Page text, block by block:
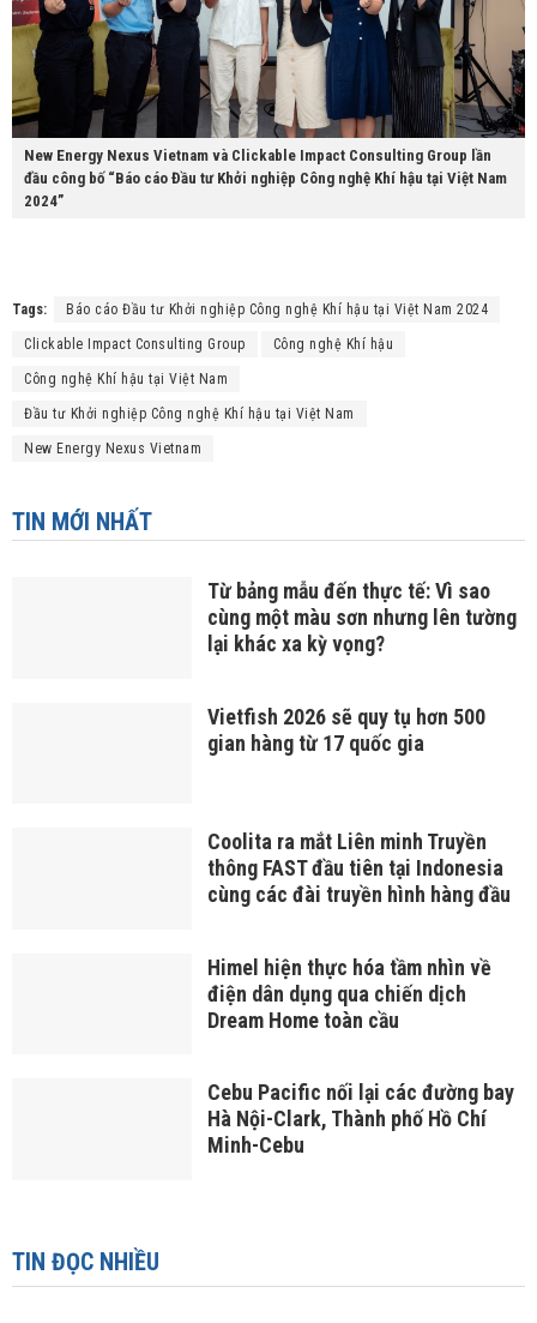
New Energy Nexus Vietnam và Clickable Impact Consulting Group lần
đầu công bố “Báo cáo Đầu tư Khởi nghiệp Công nghệ Khí hậu tại Việt Nam
2024”
Tags: Báo cáo Đầu tư Khởi nghiệp Công nghệ Khí hậu tại Việt Nam 2024
Clickable Impact Consulting Group Công nghệ Khí hậu
Công nghệ Khí hậu tại Việt Nam
Đầu tư Khởi nghiệp Công nghệ Khí hậu tại Việt Nam
New Energy Nexus Vietnam
TIN MỚI NHẤT
Từ bảng mẫu đến thực tế: Vì sao
cùng một màu sơn nhưng lên tường
lại khác xa kỳ vọng?
Vietfish 2026 sẽ quy tụ hơn 500
gian hàng từ 17 quốc gia
Coolita ra mắt Liên minh Truyền
thông FAST đầu tiên tại Indonesia
cùng các đài truyền hình hàng đầu
Himel hiện thực hóa tầm nhìn về
điện dân dụng qua chiến dịch
Dream Home toàn cầu
Cebu Pacific nối lại các đường bay
Hà Nội-Clark, Thành phố Hồ Chí
Minh-Cebu
TIN ĐỌC NHIỀU